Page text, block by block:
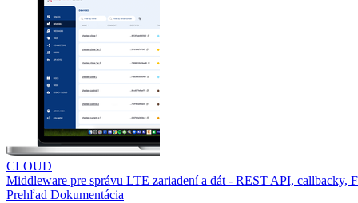
CLOUD
Middleware pre správu LTE zariadení a dát - REST API, callbacky,
Prehľad Dokumentácia